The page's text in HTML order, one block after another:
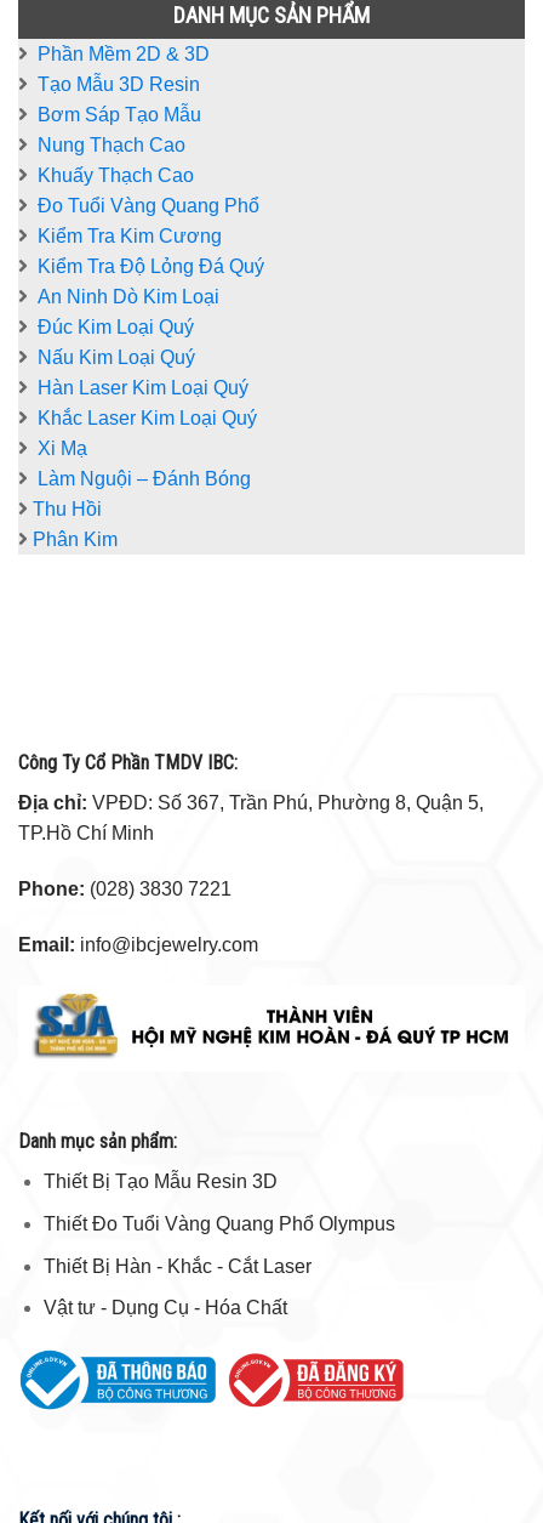
DANH MỤC SẢN PHẨM
Phần Mềm 2D & 3D
Tạo Mẫu 3D Resin
Bơm Sáp Tạo Mẫu
Nung Thạch Cao
Khuấy Thạch Cao
Đo Tuổi Vàng Quang Phổ
Kiểm Tra Kim Cương
Kiểm Tra Độ Lỏng Đá Quý
An Ninh Dò Kim Loại
Đúc Kim Loại Quý
Nấu Kim Loại Quý
Hàn Laser Kim Loại Quý
Khắc Laser Kim Loại Quý
Xi Mạ
Làm Nguội – Đánh Bóng
Thu Hồi
Phân Kim
Công Ty Cổ Phần TMDV IBC:
Địa chỉ: VPĐD: Số 367, Trần Phú, Phường 8, Quận 5,
TP.Hồ Chí Minh
Phone: (028) 3830 7221
Email: info@ibcjewelry.com
Danh mục sản phẩm:
Thiết Bị Tạo Mẫu Resin 3D
Thiết Đo Tuổi Vàng Quang Phổ Olympus
Thiết Bị Hàn - Khắc - Cắt Laser
Vật tư - Dụng Cụ - Hóa Chất